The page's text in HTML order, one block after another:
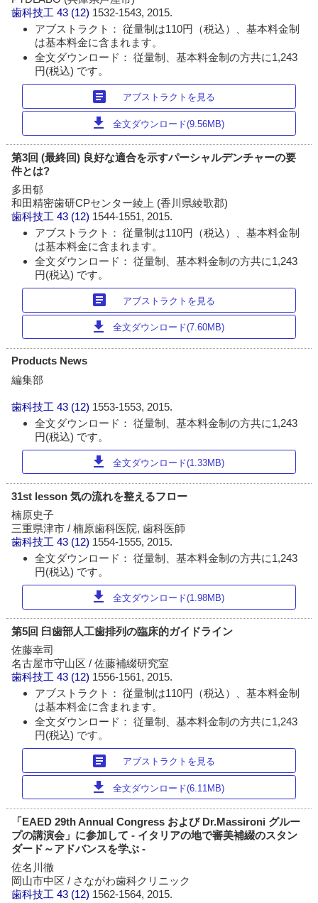
歯科技工 43 (12) 1532-1543, 2015.
アブストラクト： 従量制は110円（税込）、基本料金制
は基本料金に含まれます。
全文ダウンロード： 従量制、基本料金制の方共に1,243
円(税込) です。
article アブストラクトを見る
download 全文ダウンロード(9.56MB)
第3回 (最終回) 良好な適合を示すパーシャルデンチャーの要
件とは?
多田郁
和田精密歯研CPセンター綾上 (香川県綾歌郡)
歯科技工 43 (12) 1544-1551, 2015.
アブストラクト： 従量制は110円（税込）、基本料金制
は基本料金に含まれます。
全文ダウンロード： 従量制、基本料金制の方共に1,243
円(税込) です。
article アブストラクトを見る
download 全文ダウンロード(7.60MB)
Products News
編集部
歯科技工 43 (12) 1553-1553, 2015.
全文ダウンロード： 従量制、基本料金制の方共に1,243
円(税込) です。
download 全文ダウンロード(1.33MB)
31st lesson 気の流れを整えるフロー
楠原史子
三重県津市 / 楠原歯科医院, 歯科医師
歯科技工 43 (12) 1554-1555, 2015.
全文ダウンロード： 従量制、基本料金制の方共に1,243
円(税込) です。
download 全文ダウンロード(1.98MB)
第5回 臼歯部人工歯排列の臨床的ガイドライン
佐藤幸司
名古屋市守山区 / 佐藤補綴研究室
歯科技工 43 (12) 1556-1561, 2015.
アブストラクト： 従量制は110円（税込）、基本料金制
は基本料金に含まれます。
全文ダウンロード： 従量制、基本料金制の方共に1,243
円(税込) です。
article アブストラクトを見る
download 全文ダウンロード(6.11MB)
「EAED 29th Annual Congress および Dr.Massironi グルー
プの講演会」に参加して - イタリアの地で審美補綴のスタン
ダード～アドバンスを学ぶ -
佐名川徹
岡山市中区 / さながわ歯科クリニック
歯科技工 43 (12) 1562-1564, 2015.